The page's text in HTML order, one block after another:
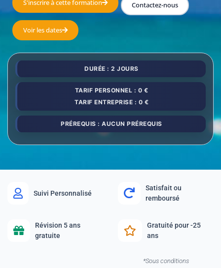
S'inscrire à cette formation Contactez-nous
Voir les dates
DURÉE : 2 JOURS
TARIF PERSONNEL : 0 €
TARIF ENTREPRISE : 0 €
PRÉREQUIS : AUCUN PRÉREQUIS
Suivi Personnalisé
Satisfait ou
remboursé
Révision 5 ans
gratuite
Gratuité pour -25
ans
*Sous conditions